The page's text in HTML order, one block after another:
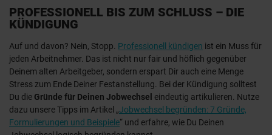
PROFESSIONELL BIS ZUM SCHLUSS – DIE
KÜNDIGUNG
Auf und davon? Nein, Stopp. Professionell kündigen ist ein Muss für
jeden Arbeitnehmer. Das ist nicht nur fair und höflich gegenüber
Deinem alten Arbeitgeber, sondern erspart Dir auch eine Menge
Stress zum Ende Deiner Festanstellung. Bei der Kündigung solltest
Du die Gründe für Deinen Jobwechsel eindeutig artikulieren. Nutze
dazu unsere Tipps im Artikel „Jobwechsel begründen: 7 Gründe,
Formulierungen und Beispiele“ und erfahre, wie Du Deinen